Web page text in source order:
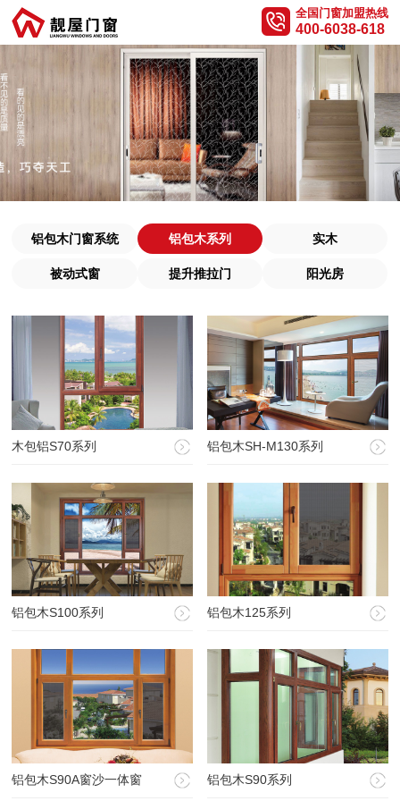
全国门窗加盟热线
400-6038-618
铝包木门窗系统 铝包木系列 实木
被动式窗 提升推拉门 阳光房
木包铝S70系列 铝包木SH-M130系列
铝包木S100系列 铝包木125系列
铝包木S90A窗沙一体窗 铝包木S90系列